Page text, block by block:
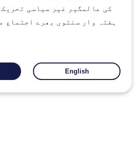
کی عالمگیر غیر سیاسی تحریک
ہفتہ وار سنتوں بھرے اجتماع
English